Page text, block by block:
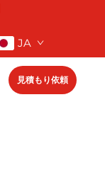
JA
見積もり依頼